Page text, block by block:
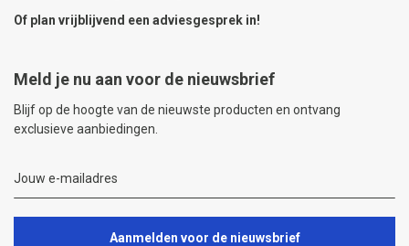
Of plan vrijblijvend een adviesgesprek in!
Meld je nu aan voor de nieuwsbrief
Blijf op de hoogte van de nieuwste producten en ontvang
exclusieve aanbiedingen.
Aanmelden voor de nieuwsbrief